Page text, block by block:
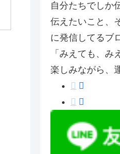
自分たちでしか
伝えたいこと、
に発信してるブ
「みえても、み
楽しみながら、